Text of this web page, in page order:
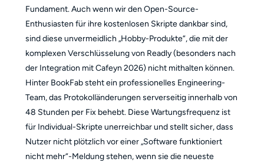
Fundament. Auch wenn wir den Open-Source-
Enthusiasten für ihre kostenlosen Skripte dankbar sind,
sind diese unvermeidlich „Hobby-Produkte“, die mit der
komplexen Verschlüsselung von Readly (besonders nach
der Integration mit Cafeyn 2026) nicht mithalten können.
Hinter BookFab steht ein professionelles Engineering-
Team, das Protokolländerungen serverseitig innerhalb von
48 Stunden per Fix behebt. Diese Wartungsfrequenz ist
für Individual-Skripte unerreichbar und stellt sicher, dass
Nutzer nicht plötzlich vor einer „Software funktioniert
nicht mehr“-Meldung stehen, wenn sie die neueste